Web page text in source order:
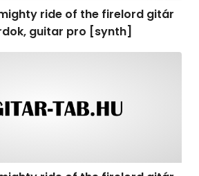
ride of the firelord gitár
guitar pro [synth]